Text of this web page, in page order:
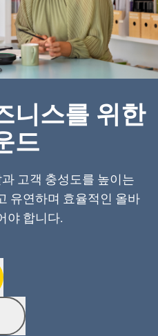
니스를 위한
드
고객 충성도를 높이는
유연하며 효율적인 올바
야 합니다.